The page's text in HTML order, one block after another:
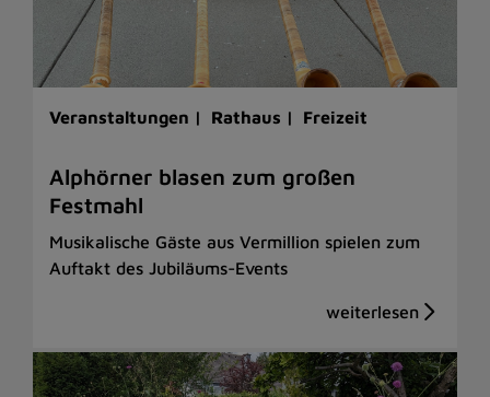
Veranstaltungen | Rathaus | Freizeit
Alphörner blasen zum großen
Festmahl
Musikalische Gäste aus Vermillion spielen zum
Auftakt des Jubiläums-Events